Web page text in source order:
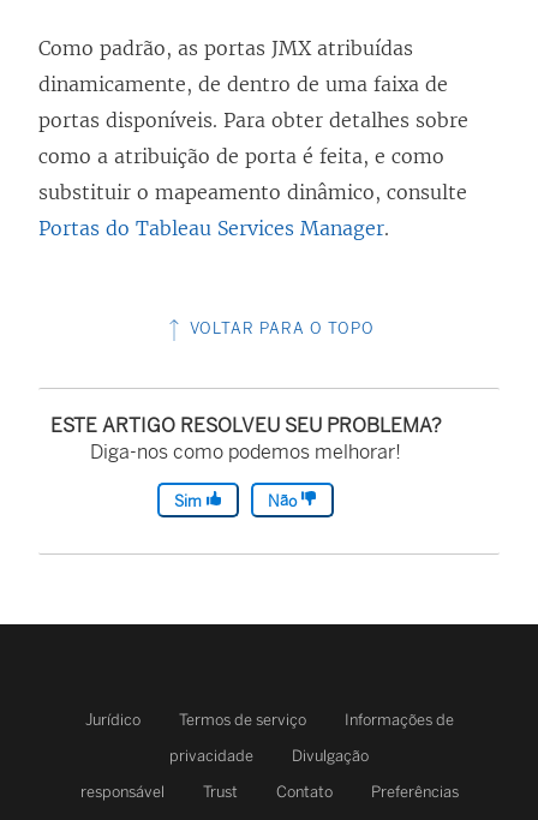
Como padrão, as portas JMX atribuídas
dinamicamente, de dentro de uma faixa de
portas disponíveis. Para obter detalhes sobre
como a atribuição de porta é feita, e como
substituir o mapeamento dinâmico, consulte
Portas do Tableau Services Manager.
VOLTAR PARA O TOPO
ESTE ARTIGO RESOLVEU SEU PROBLEMA?
Diga-nos como podemos melhorar!
Sim Não
Jurídico Termos de serviço
Informações de
privacidade
Divulgação
responsável
Trust Contato
Preferências